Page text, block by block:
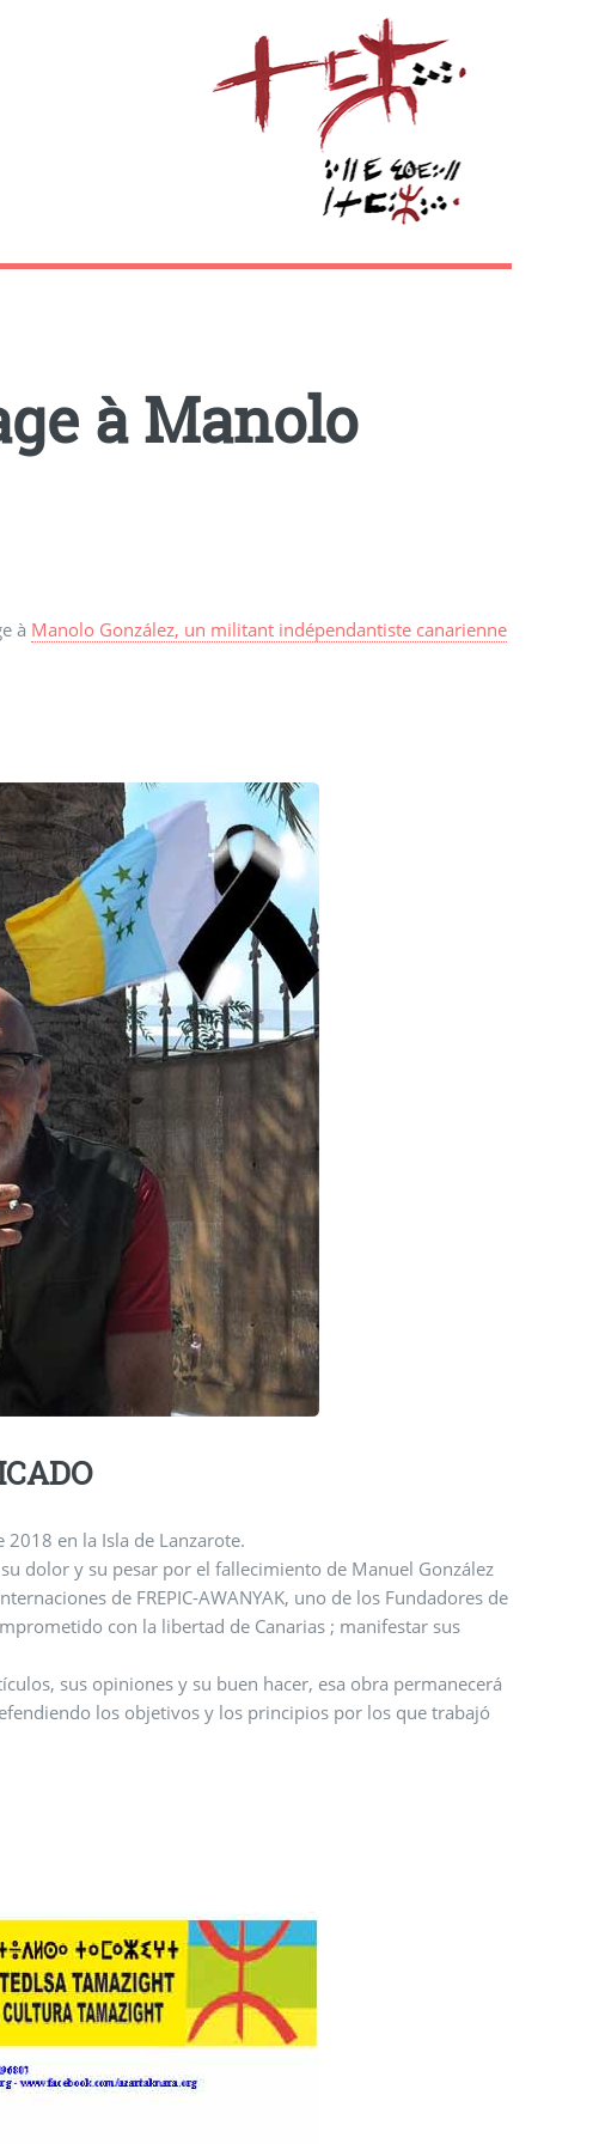
à Manolo
à Manolo González, un militant indépendantiste canarienne
en la Isla de Lanzarote.
de Canarias ; manifestar sus
permanecerá